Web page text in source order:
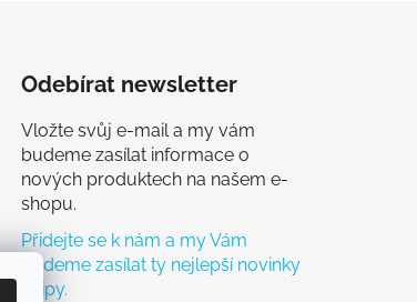
Odebírat newsletter
Vložte svůj e-mail a my vám
budeme zasílat informace o
nových produktech na našem e-
shopu.
Přidejte se k nám a my Vám
budeme zasílat ty nejlepší novinky
a tipy.